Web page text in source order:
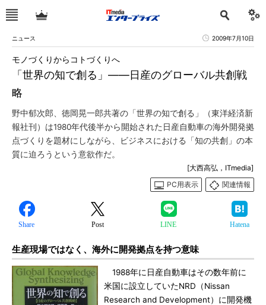
ニュース 2009年7月10日
「世界の知で創る」――日産のグローバル共創戦
略
モノづくりからコトづくりへ
野中郁次郎、徳岡晃一郎共著の「世界の知で創る」（東洋経済新
報社刊）は1980年代後半から開始された日産自動車の海外開発拠
点づくりを題材にしながら、ビジネスにおける「知の共創」の本
質に迫ろうという意欲作だ。
[大西高弘，ITmedia]
PC用表示
関連情報
Share Post LINE Hatena
生産現場ではなく、海外に開発拠点を持つ意味
1988年に日産自動車はその数年前に
米国に設立していたNRD（Nissan
Research and Development）に開発機